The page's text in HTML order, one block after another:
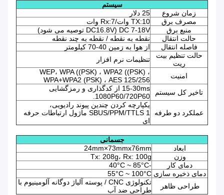
سیستم
زمان شروع
25 دلار
مصرف برق
TX:10 وات/Rx:7 وات
منبع برق
DC 7-18V (DC16.8V توصیه می شود)
حالت انتقال
نقطه به نقطه / نقطه به چند نقطه
فاصله انتقال
از هوا به زمین 40-70 کیلومتر
حالت تنظیم بیت
ریت
تنظیمات نرم افزار
امنیت
WEP، WPA ((PSK) ، WPA2 ((PSK) ،
WPA+WPA2 (PSK) ، AES 125/256
تاخیر کل سیستم
15-30ms از کدگذاری و رمزگشایی
1080P60/720P60.
عملکرد دو طرفه
یکپارچه کردن چندین پیوند رادیویی،
SBUS/PPM/TTLS 1 ماژول ارتباطات حرفه
ای
جسمانی
ابعاد
24mm×73mmx76mm
وزن
Tx: 208g، Rx: 100g
دمای کار
-40°C ~ 85°C
دمای ذخیره سازی 55°C ~ 100°C
طراحی ظاهر
تکنولوژی CNC / پوسته آلیاژ دوگانه آلومینیوم با
طراحی ضد آب